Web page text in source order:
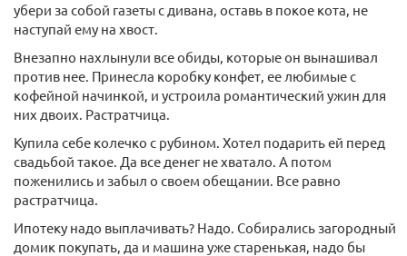
убери за собой газеты с дивана, оставь в покое кота, не
наступай ему на хвост.
Внезапно нахлынули все обиды, которые он вынашивал
против нее. Принесла коробку конфет, ее любимые с
кофейной начинкой, и устроила романтический ужин для
них двоих. Растратчица.
Купила себе колечко с рубином. Хотел подарить ей перед
свадьбой такое. Да все денег не хватало. А потом
поженились и забыл о своем обещании. Все равно
растратчица.
Ипотеку надо выплачивать? Надо. Собирались загородный
домик покупать, да и машина уже старенькая, надо бы